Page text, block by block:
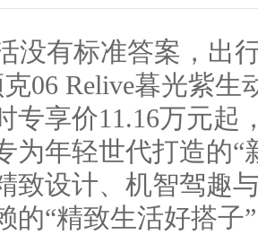
没有标准答案，出
06 Relive暮光紫生
专享价11.16万元起
为年轻世代打造的“
致设计、机智驾趣
的“精致生活好搭子